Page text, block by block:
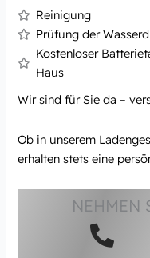
Reinigung
Prüfung der
Kostenloser
Haus
Wir sind für Sie da –
Ob in unserem
erhalten stets eine
NEHMEN